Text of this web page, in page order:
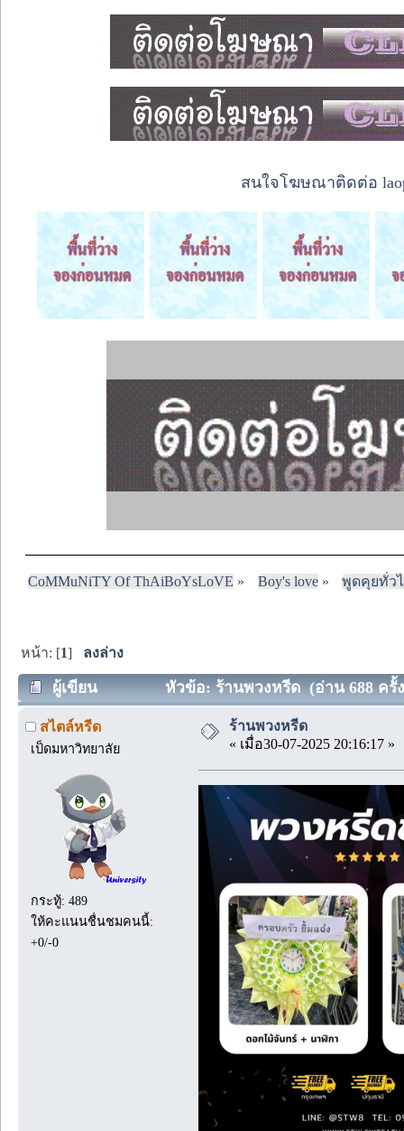
สนใจโฆษณาติดต่อ
CoMMuNiTY Of ThAiBoYsLoVE » Boy's love» พูดคุยทั่ว
หน้า: [1] ลงล่าง
ผู้เขียน หัวข้อ: ร้านพวงหรีด (อ่าน 688 ครั้
สไตล์หรีด
เป็ดมหาวิทยาลัย
กระทู้: 489
ให้คะแนนชื่นชมคนนี้:
+0/-0
ร้านพวงหรีด
« เมื่อ30-07-2025 20:16:17 »